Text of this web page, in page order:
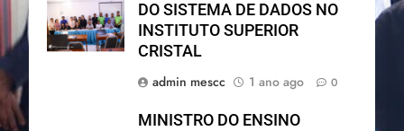
DO SISTEMA DE DADOS NO
INSTITUTO SUPERIOR
CRISTAL
admin mescc
1 ano ago 0
MINISTRO DO ENSINO